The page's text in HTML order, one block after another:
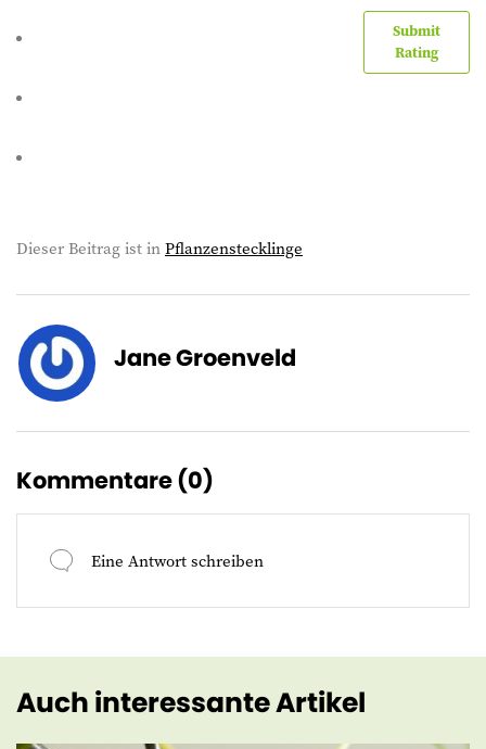
Submit
Rating
Dieser Beitrag ist inPflanzenstecklinge
Jane Groenveld
Kommentare (0)
Eine Antwort schreiben
Auch interessante Artikel